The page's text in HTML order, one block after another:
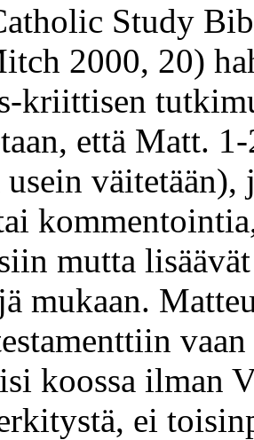
Study
2000, 20)
kriittisen
että Matt.
väitetään),
mutta
mukaan.
koossa ilman
ei